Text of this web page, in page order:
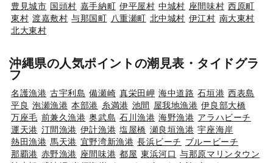
豊見城市 国頭村 嘉手納町 伊平屋村 中城村 座間味村 西原町
東村 渡嘉敷村 与那国町 八重瀬町 北中城村 伊江村 南大東村
北大東村
沖縄県の人気ポイントの潮見表・タイドグラ
フ
名護漁港 古宇利島 備瀬崎 真栄田岬 海中道路 石垣港 西表島
平良 泡瀬漁港 本部港 糸満港 池間 屋我地漁港 伊良部大橋
万座毛 前兼久漁港 奥武島 石川漁港 海野漁港 アラハビーチ
運天港 汀間漁港 伊計漁港 塩屋橋 瀬良垣漁港 宇座海岸
熱田漁港 馬天港 宜野湾新漁港 長浜ビーチ ブルービーチ
那覇港 赤野漁港 座間味港 都屋 東浜河口 与那原マリンタウン